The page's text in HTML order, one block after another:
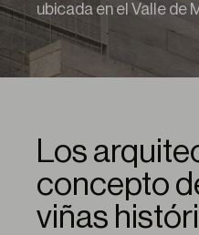
ubicada en el Valle de
Los
concepto
viñas